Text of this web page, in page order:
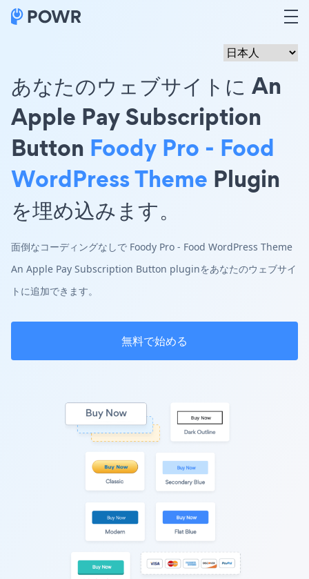
あなたのウェブサイトに An
Apple Pay Subscription
Button Foody Pro - Food
WordPress Theme Plugin
を埋め込みます。
面倒なコーディングなしで Foody Pro - Food WordPress Theme
An Apple Pay Subscription Button pluginをあなたのウェブサイ
トに追加できます。
無料で始める